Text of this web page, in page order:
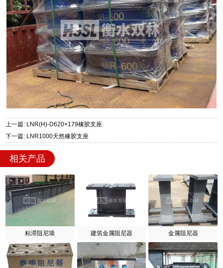
上一篇: LNR(H)-D620×179橡胶支座
下一篇: LNR1000天然橡胶支座
相关产品
粘滞阻尼墙 建筑金属阻尼器 金属阻尼器